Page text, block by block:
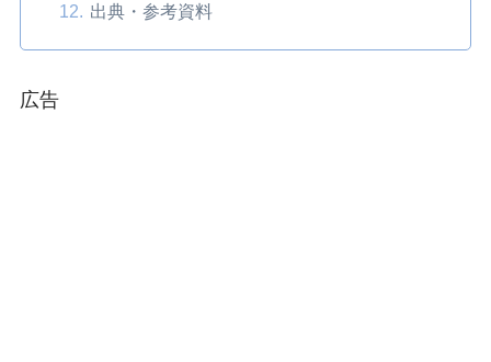
出典・参考資料
広告